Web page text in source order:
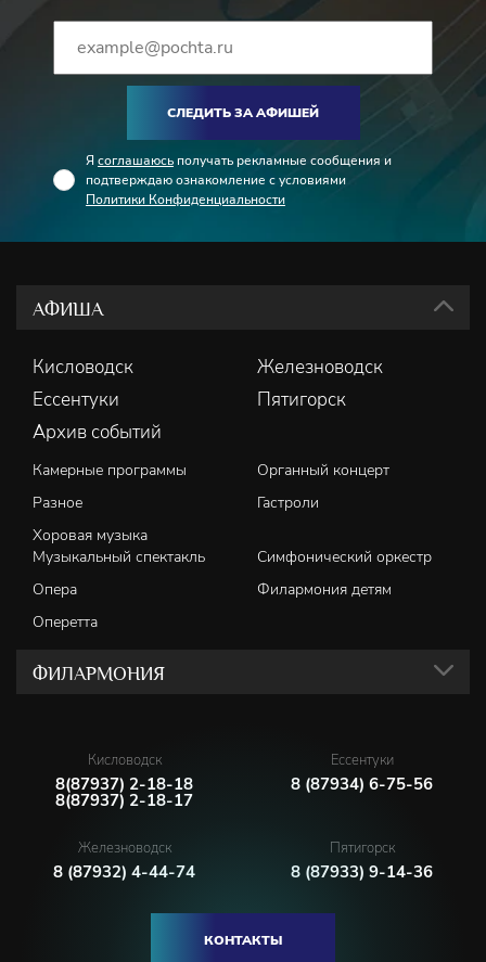
СЛЕДИТЬ ЗА АФИШЕЙ
Я соглашаюсь получать рекламные сообщения и
подтверждаю ознакомление с условиями
Политики Конфиденциальности
АФИША
Кисловодск
Железноводск
Ессентуки
Пятигорск
Архив событий
Камерные программы
Органный концерт
Разное
Гастроли
Хоровая музыка
Музыкальный спектакль
Симфонический оркестр
Опера
Филармония детям
Оперетта
ФИЛАРМОНИЯ
Кисловодск
8(87937) 2-18-18
8(87937) 2-18-17
Ессентуки
8 (87934) 6-75-56
Железноводск
8 (87932) 4-44-74
Пятигорск
8 (87933) 9-14-36
КОНТАКТЫ